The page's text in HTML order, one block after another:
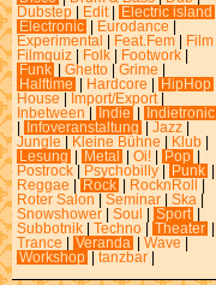
Dubstep
Edit Electric island
Electronic
Eurodance
Experimental
Feat.Fem Film
Filmquiz
Folk Footwork
Funk
Ghetto Grime
Halftime
Hardcore HipHop
House
Import/Export
Inbetween
Indie
Indietronic
Infoveranstaltung Jazz
Jungle
Kleine Bühne Klub
Lesung
Metal Oi! Pop
Postrock
Psychobilly Punk
Reggae
Rock RocknRoll
Roter Salon
Seminar Ska
Snowshower
Soul Sport
Subbotnik
Techno Theater
Trance
Veranda Wave
Workshop
tanzbar